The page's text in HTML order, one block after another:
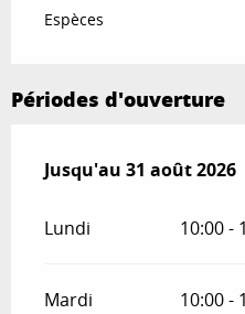
Espèces
Périodes d'ouverture
Du29 juin 2026au31
Jusqu'au 31 août 2026
Lundi 10:00 -
Mardi 10:00 -